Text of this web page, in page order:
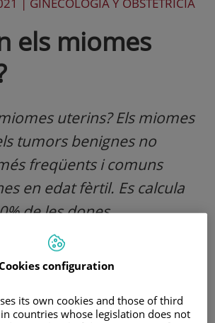
els miomes
uterins? Els miomes
tumors benignes no
freqüents i comuns
en edat fèrtil. Es calcula
de les dones
miomes durant la seva
configuration
its own cookies and those of third
countries whose legislation does not